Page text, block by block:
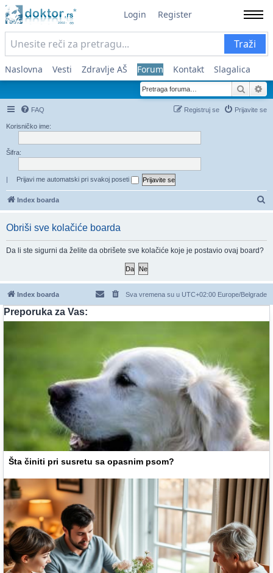
Login Register
Traži
Naslovna Vesti Zdravlje AŠ Forum Kontakt Slagalica
FAQ Prijavite se
Registruj se
Korisničko ime:
Šifra:
| Prijavi me automatski pri svakoj poseti
Index boarda
Obriši sve kolačiće boarda
Da li ste sigurni da želite da obrišete sve kolačiće koje je postavio ovaj board?
Index boarda Sva vremena su u UTC+02:00 Europe/Belgrade
Preporuka za Vas:
Šta činiti pri susretu sa opasnim psom?